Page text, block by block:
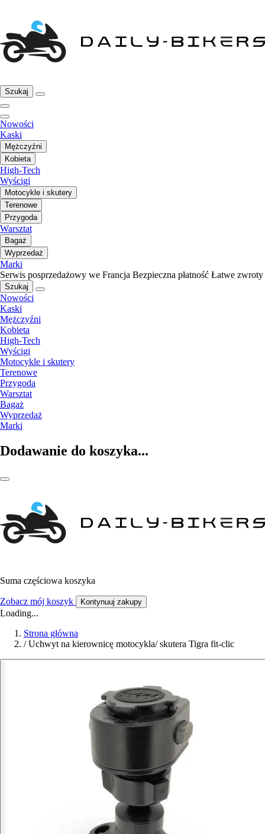
Szukaj
Nowości
Kaski
Mężczyźni
Kobieta
High-Tech
Wyścigi
Motocykle i skutery
Terenowe
Przygoda
Warsztat
Bagaż
Wyprzedaż
Marki
Serwis posprzedażowy we Francja Bezpieczna płatność Łatwe zwroty
Szukaj
Nowości
Kaski
Mężczyźni
Kobieta
High-Tech
Wyścigi
Motocykle i skutery
Terenowe
Przygoda
Warsztat
Bagaż
Wyprzedaż
Marki
Dodawanie do koszyka...
Suma częściowa koszyka
Zobacz mój koszyk Kontynuuj zakupy
Loading...
Strona główna
/ Uchwyt na kierownicę motocykla/ skutera Tigra fit-clic